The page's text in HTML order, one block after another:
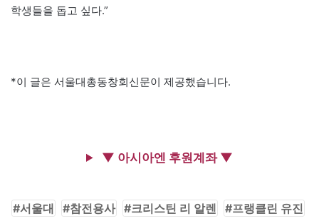
학생들을 돕고 싶다.”
*이 글은 서울대총동창회신문이 제공했습니다.
▼ 아시아엔 후원계좌 ▼
서울대 참전용사 크리스틴 리 알렌 프랭클린 유진